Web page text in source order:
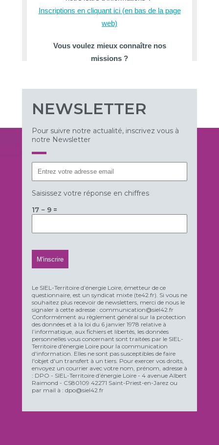
NEWSLETTER
Pour suivre notre actualité, inscrivez vous à
notre Newsletter
Saisissez votre réponse en chiffres
17 − 9 =
Le SIEL-Territoire d’énergie Loire, émetteur de ce
questionnaire, est un syndicat mixte (te42.fr). Si vous ne
souhaitez plus recevoir de newsletters, merci de nous le
signaler à cette adresse : communication@siel42.fr
Conformément au règlement général sur la protection
des données et à la loi du 6 janvier 1978 relative à
l’informatique, aux fichiers et libertés, les données
personnelles vous concernant sont traitées par le SIEL-
Territoire d'énergie Loire pour la communication
d'information. Elles ne sont pas susceptibles de faire
l'objet d'un transfert à un tiers. Pour exercer vos droits,
envoyez un courrier avec votre nom, prénom, adresse à
: DPO - SIEL-Territoire d’énergie Loire - 4 avenue Albert
Raimond - CS80109 42271 Saint-Priest-en-Jarez ou
par mail à : dpo@siel42.fr